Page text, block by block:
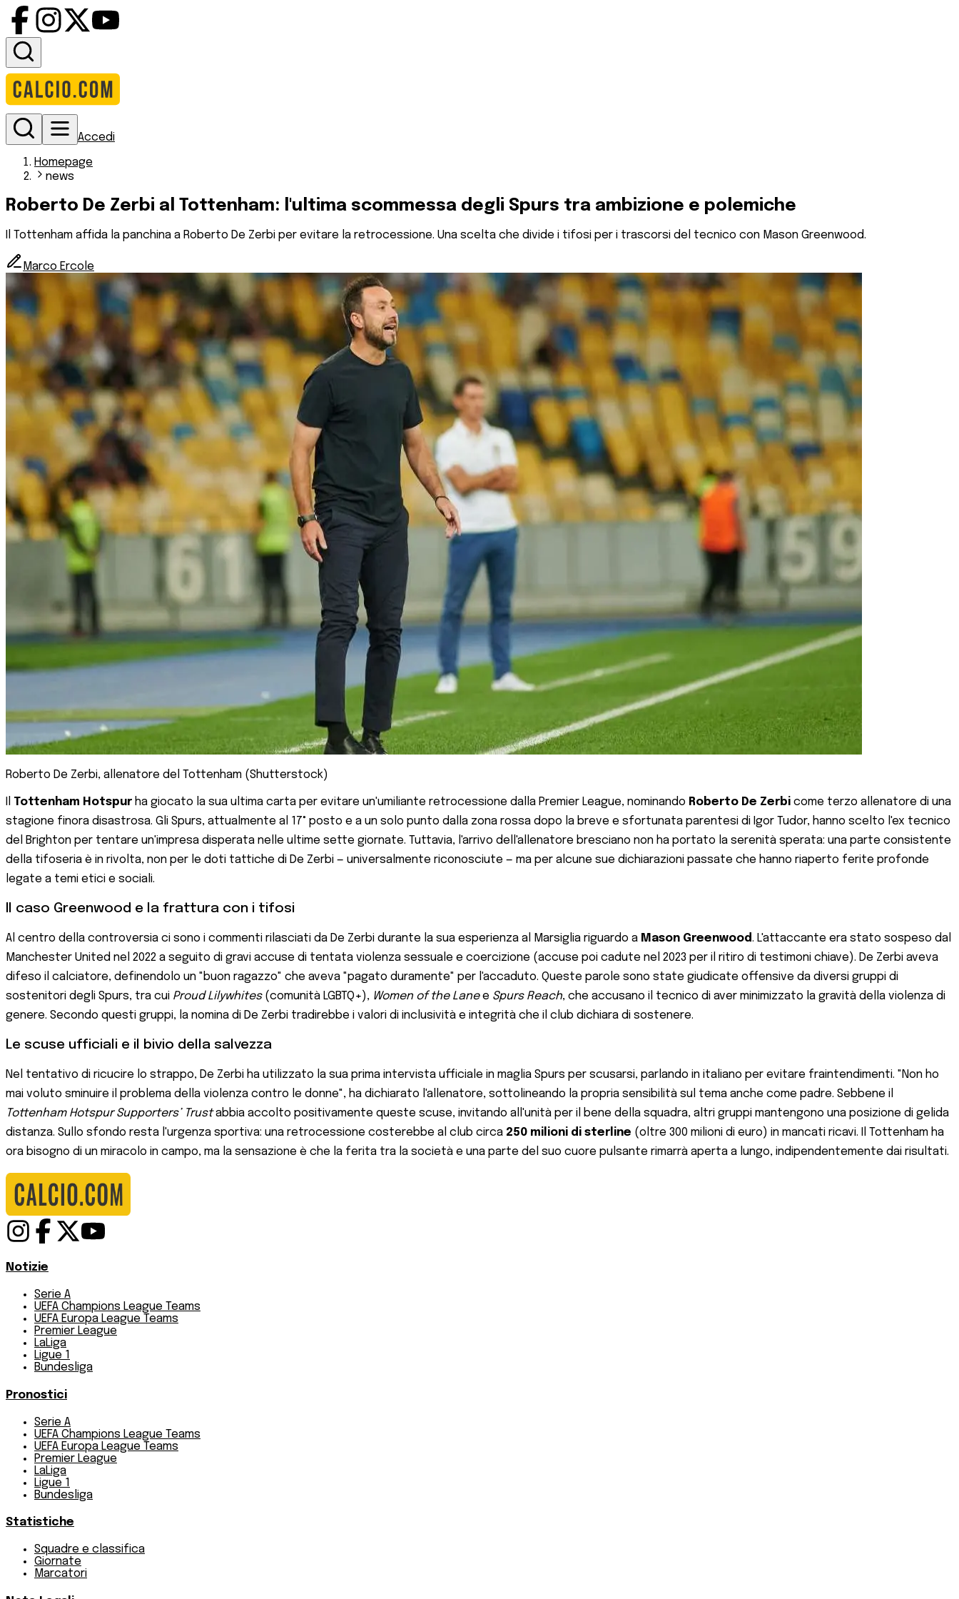
Accedi
Homepage
news
Roberto De Zerbi al Tottenham: l'ultima scommessa degli Spurs tra ambizione e polemiche
Il Tottenham affida la panchina a Roberto De Zerbi per evitare la retrocessione. Una scelta che divide i tifosi per i trascorsi del tecnico con Mason Greenwood.
Marco Ercole
Roberto De Zerbi, allenatore del Tottenham (Shutterstock)
Tottenham Hotspur ha giocato la sua ultima carta per evitare un'umiliante retrocessione dalla Premier League, nominando Roberto De Zerbi come terzo allenatore di una
stagione finora disastrosa. Gli Spurs, attualmente al 17° posto e a un solo punto dalla zona rossa dopo la breve e sfortunata parentesi di Igor Tudor, hanno scelto l'ex tecnico
del Brighton per tentare un'impresa disperata nelle ultime sette giornate. Tuttavia, l'arrivo dell'allenatore bresciano non ha portato la serenità sperata: una parte consistente
della tifoseria è in rivolta, non per le doti tattiche di De Zerbi — universalmente riconosciute — ma per alcune sue dichiarazioni passate che hanno riaperto ferite profonde
legate a temi etici e sociali.
Il caso Greenwood e la frattura con i tifosi
Al centro della controversia ci sono i commenti rilasciati da De Zerbi durante la sua esperienza al Marsiglia riguardo a Mason Greenwood. L'attaccante era stato sospeso dal
Manchester United nel 2022 a seguito di gravi accuse di tentata violenza sessuale e coercizione (accuse poi cadute nel 2023 per il ritiro di testimoni chiave). De Zerbi aveva
difeso il calciatore, definendolo un "buon ragazzo" che aveva "pagato duramente" per l'accaduto. Queste parole sono state giudicate offensive da diversi gruppi di
sostenitori degli Spurs, tra cui Proud Lilywhites(comunità LGBTQ+), Women of the Lanee Spurs Reach, che accusano il tecnico di aver minimizzato la gravità della violenza di
genere. Secondo questi gruppi, la nomina di De Zerbi tradirebbe i valori di inclusività e integrità che il club dichiara di sostenere.
Le scuse ufficiali e il bivio della salvezza
Nel tentativo di ricucire lo strappo, De Zerbi ha utilizzato la sua prima intervista ufficiale in maglia Spurs per scusarsi, parlando in italiano per evitare fraintendimenti. "Non ho
mai voluto sminuire il problema della violenza contro le donne", ha dichiarato l'allenatore, sottolineando la propria sensibilità sul tema anche come padre. Sebbene il
Tottenham Hotspur Supporters’ Trustabbia accolto positivamente queste scuse, invitando all'unità per il bene della squadra, altri gruppi mantengono una posizione di gelida
distanza. Sullo sfondo resta l'urgenza sportiva: una retrocessione costerebbe al club circa 250 milioni di sterline (oltre 300 milioni di euro) in mancati ricavi. Il Tottenham ha
ora bisogno di un miracolo in campo, ma la sensazione è che la ferita tra la società e una parte del suo cuore pulsante rimarrà aperta a lungo, indipendentemente dai risultati.
Notizie
Serie A
UEFA Champions League Teams
UEFA Europa League Teams
Premier League
LaLiga
Ligue 1
Bundesliga
Pronostici
Serie A
UEFA Champions League Teams
UEFA Europa League Teams
Premier League
LaLiga
Ligue 1
Bundesliga
Statistiche
Squadre e classifica
Giornate
Marcatori